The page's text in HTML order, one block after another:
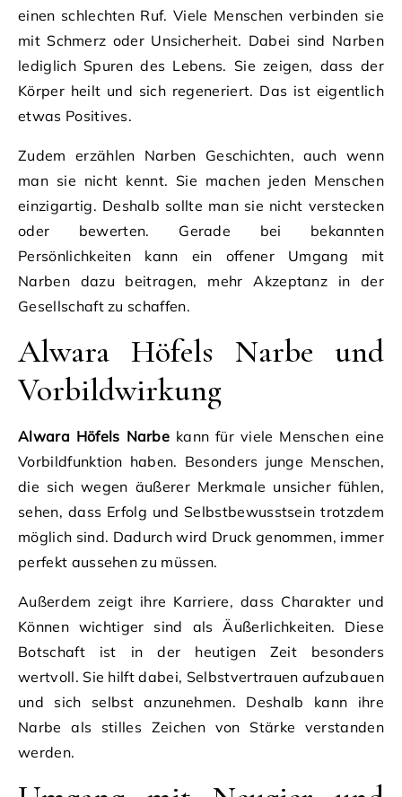
einen schlechten Ruf. Viele Menschen verbinden sie
mit Schmerz oder Unsicherheit. Dabei sind Narben
lediglich Spuren des Lebens. Sie zeigen, dass der
Körper heilt und sich regeneriert. Das ist eigentlich
etwas Positives.
Zudem erzählen Narben Geschichten, auch wenn
man sie nicht kennt. Sie machen jeden Menschen
einzigartig. Deshalb sollte man sie nicht verstecken
oder bewerten. Gerade bei bekannten
Persönlichkeiten kann ein offener Umgang mit
Narben dazu beitragen, mehr Akzeptanz in der
Gesellschaft zu schaffen.
Alwara Höfels Narbe und
Vorbildwirkung
Alwara Höfels Narbe kann für viele Menschen eine
Vorbildfunktion haben. Besonders junge Menschen,
die sich wegen äußerer Merkmale unsicher fühlen,
sehen, dass Erfolg und Selbstbewusstsein trotzdem
möglich sind. Dadurch wird Druck genommen, immer
perfekt aussehen zu müssen.
Außerdem zeigt ihre Karriere, dass Charakter und
Können wichtiger sind als Äußerlichkeiten. Diese
Botschaft ist in der heutigen Zeit besonders
wertvoll. Sie hilft dabei, Selbstvertrauen aufzubauen
und sich selbst anzunehmen. Deshalb kann ihre
Narbe als stilles Zeichen von Stärke verstanden
werden.